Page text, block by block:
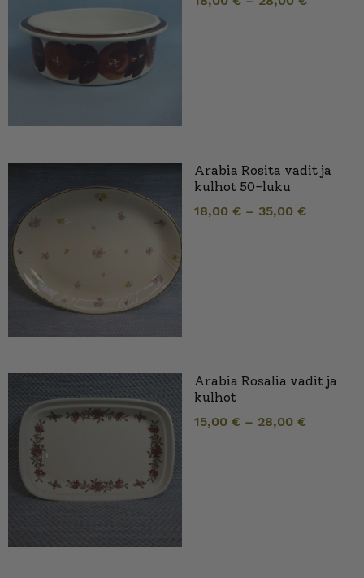
Arabia Rosita vadit ja
kulhot 50-luku
18,00 € – 35,00 €
Arabia Rosalia vadit ja
kulhot
15,00 € – 28,00 €